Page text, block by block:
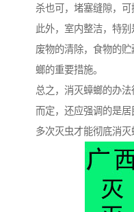
杀也可，堵塞缝隙，可
此外，室内整洁，特
废物的清除，食物的
螂的重要措施。
总之，消灭蟑螂的办
而定，还应强调的是
多次灭虫才能彻底消灭